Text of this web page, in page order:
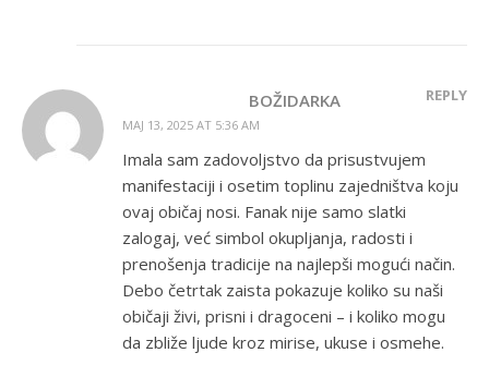
BOŽIDARKA
MAJ 13, 2025 AT 5:36 AM
REPLY
Imala sam zadovoljstvo da prisustvujem
manifestaciji i osetim toplinu zajedništva koju
ovaj običaj nosi. Fanak nije samo slatki
zalogaj, već simbol okupljanja, radosti i
prenošenja tradicije na najlepši mogući način.
Debo četrtak zaista pokazuje koliko su naši
običaji živi, prisni i dragoceni – i koliko mogu
da zbliže ljude kroz mirise, ukuse i osmehe.